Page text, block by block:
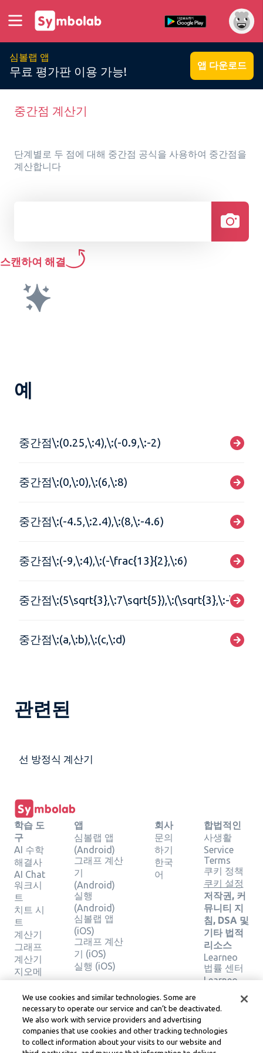
심볼랩 앱
무료 평가판 이용 가능! 앱 다운로드
중간점 계산기
단계별로 두 점에 대해 중간점 공식을 사용하여 중간점을
계산합니다
스캔하여 해결
예
중간점\:(0.25,\:4),\:(-0.9,\:-2)
중간점\:(0,\:0),\:(6,\:8)
중간점\:(-4.5,\:2.4),\:(8,\:-4.6)
중간점\:(-9,\:4),\:(-\frac{13}{2},\:6)
중간점\:(5\sqrt{3},\:7\sqrt{5}),\:(\sqrt{3},\:-
중간점\:(a,\:b),\:(c,\:d)
관련된
선 방정식 계산기
학습 도
구
AI 수학
해결사
AI Chat
워크시
트
치트 시
트
계산기
그래프
계산기
지오메
트리 계
산기
솔루션
확인
앱
심볼랩 앱
(Android)
그래프 계산
기
(Android)
실행
(Android)
심볼랩 앱
(iOS)
그래프 계산
기 (iOS)
실행 (iOS)
회사
문의
하기
한국
어
합법적인
사생활
Service
Terms
쿠키 정책
쿠키 설정
저작권, 커
뮤니티 지
침, DSA 및
기타 법적
리소스
Learneo
법률 센터
Learneo
Symbolab, a Learneo, Inc. business
We use cookies and similar technologies. Some are
necessary to operate our service and can’t be deactivated.
We also work with service providers and advertising
companies that use cookies and other tracking technologies
to collect information about your visits to our website and